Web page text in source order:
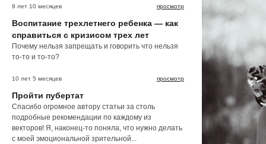
просмотр
9 лет 10 месяцев
Воспитание трехлетнего ребенка — как
справиться с кризисом трех лет
Почему нельзя запрещать и говорить что нельзя
то-то и то-то?
просмотр
10 лет 5 месяцев
Пройти пубертат
Спасибо огромное автору статьи за столь
подробные рекомендации по каждому из
векторов! Я, наконец-то поняла, что нужно делать
с моей эмоциональной зрительной...